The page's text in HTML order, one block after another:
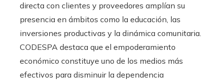
directa con clientes y proveedores amplían su
presencia en ámbitos como la educación, las
inversiones productivas y la dinámica comunitaria.
CODESPA destaca que el empoderamiento
económico constituye uno de los medios más
efectivos para disminuir la dependencia